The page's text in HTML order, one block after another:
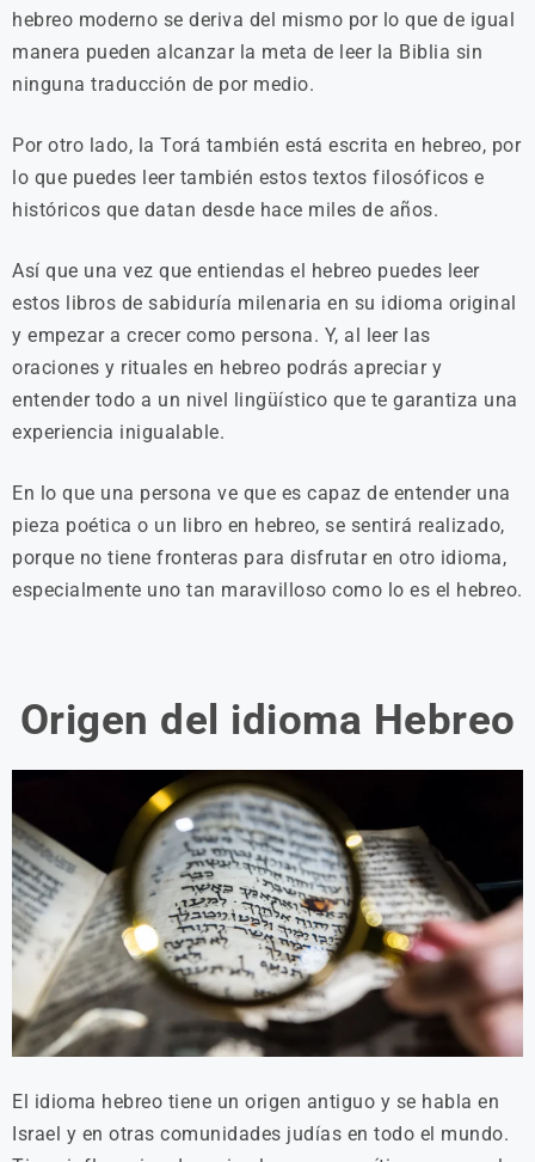
hebreo moderno se deriva del mismo por lo que de igual
manera pueden alcanzar la meta de leer la Biblia sin
ninguna traducción de por medio.
Por otro lado, la Torá también está escrita en hebreo, por
lo que puedes leer también estos textos filosóficos e
históricos que datan desde hace miles de años.
Así que una vez que entiendas el hebreo puedes leer
estos libros de sabiduría milenaria en su idioma original
y empezar a crecer como persona. Y, al leer las
oraciones y rituales en hebreo podrás apreciar y
entender todo a un nivel lingüístico que te garantiza una
experiencia inigualable.
En lo que una persona ve que es capaz de entender una
pieza poética o un libro en hebreo, se sentirá realizado,
porque no tiene fronteras para disfrutar en otro idioma,
especialmente uno tan maravilloso como lo es el hebreo.
Origen del idioma Hebreo
El idioma hebreo tiene un origen antiguo y se habla en
Israel y en otras comunidades judías en todo el mundo.